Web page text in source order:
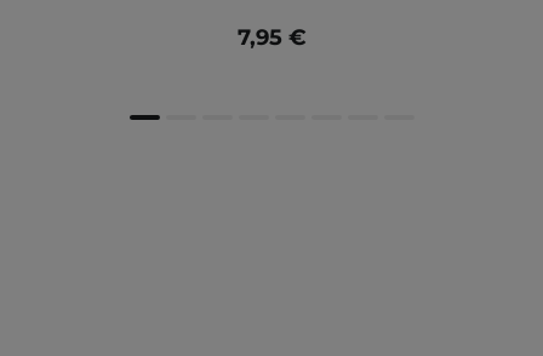
7,95 €